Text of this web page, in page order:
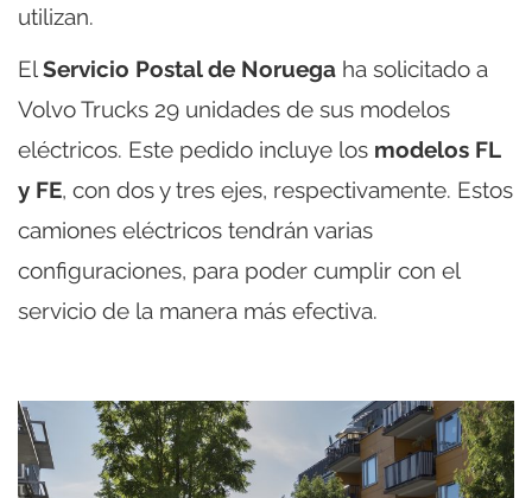
utilizan.
ElServicio Postal de Noruega ha solicitado a
Volvo Trucks 29 unidades de sus modelos
eléctricos. Este pedido incluye los modelos FL
y FE, con dos y tres ejes, respectivamente. Estos
camiones eléctricos tendrán varias
configuraciones, para poder cumplir con el
servicio de la manera más efectiva.